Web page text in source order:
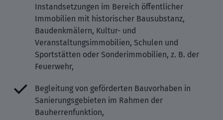
Instandsetzungen im Bereich öffentlicher
Immobilien mit historischer Bausubstanz,
Baudenkmälern, Kultur- und
Veranstaltungsimmobilien, Schulen und
Sportstätten oder Sonderimmobilien, z. B. der
Feuerwehr,
Begleitung von geförderten Bauvorhaben in
Sanierungsgebieten im Rahmen der
Bauherrenfunktion,